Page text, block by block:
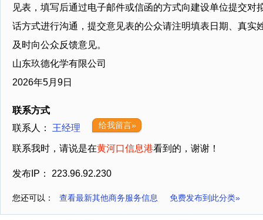
见表，填写后通过电子邮件或信函的方式向建设单位提交对
话方式进行沟通，提交意见表的公众请注明填表日期、真实
及时向公众反馈意见。
山东玖德化学有限公司
2026年5月9日
联系方式
联系人： 王经理 给我留言»
联系我时，请说是在黄河口信息港看到的，谢谢！
发布IP： 223.96.92.230
您还可以： 查看最新其他商务服务信息 免费发布到此分类»